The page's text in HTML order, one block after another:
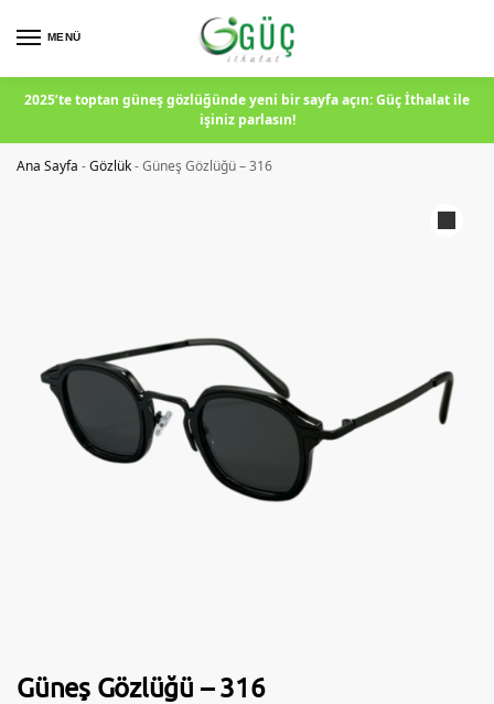
MENÜ
2025’te toptan güneş gözlüğünde yeni bir sayfa açın: Güç İthalat ile
işiniz parlasın!
Ana Sayfa -Gözlük-Güneş Gözlüğü – 316
Güneş Gözlüğü – 316